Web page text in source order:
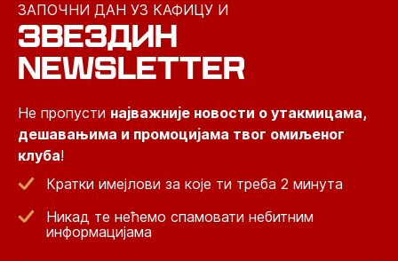
ЗАПОЧНИ ДАН УЗ КАФИЦУ И
ЗВЕЗДИН
NEWSLETTER
Не пропусти најважније новости о утакмицама,
дешавањима и промоцијама твог омиљеног
клуба!
Кратки имејлови за које ти треба 2 минута
Никад те нећемо спамовати небитним
информацијама